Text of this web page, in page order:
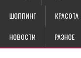
ШОППИНГ КРАСОТА
НОВОСТИ РАЗНОЕ